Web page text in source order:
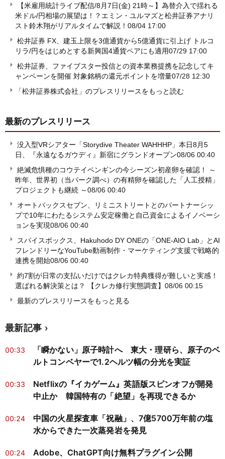
【米雇用統計ライブ配信/8月7日(金) 21時～】為替介入で揺れる
米ドル/円相場の展望は！？エミン・ユルマズと松井証券アナリ
スト鈴木翔がリアルタイムで解説！ 08/04 17:00
松井証券 FX、建玉上限を3億通貨から5億通貨に引上げ トルコ
リラ/円をはじめとする新興国4通貨ペアにも適用07/29 17:00
松井証券、ファイブスター投信との資本業務提携を記念してキ
ャンペーンを開催 対象銘柄の還元ポイントを増量07/28 12:30
「松井証券株式会社」のプレスリリースをもっと読む
最新のプレスリリース
没入型VRシアター「Storydive Theater WAHHHP」本日8月5
日、『永遠なるガウディ』新宿にグランドオープン08/06 00:40
絶滅危惧種のコウテイペンギンの今シーズン初産卵を確認！ ～
昨年、世界初（当パーク調べ）の有精卵を確認した「人工授精」
プロジェクトも継続 ～08/06 00:40
オートバックスセブン、リミニストリートとのパートナーシッ
プで10年にわたるシステム安定稼働と自己資金によるイノベーシ
ョンを実現08/06 00:40
スパイスボックス、Hakuhodo DY ONEの「ONE-AIO Lab」とAI
フレンドリーなYouTube動画制作・マーケティング支援で戦略的
連携を開始08/06 00:40
約7割が日常の支払いだけではクレカ特典獲得が難しいと実感！
選ばれる解決策とは？ 【クレカ修行実態調査】 08/06 00:15
最新のプレスリリースをもっと見る
最新記事
00:33
「瞬かない」原子時計へ 東大・理研ら、原子のベ
ルトコンベヤーで1.2ヘルツ幅の分光を実証
00:33
Netflixの『イカゲーム』英語版スピンオフが開発
中止か 韓国特有の「絶望」を再現できるか
00:24
中国の火星探査車「祝融」、7億5700万年前の塩
水からできた一次蒸発岩を発見
00:24
Adobe、ChatGPT向け無料プラグイン公開